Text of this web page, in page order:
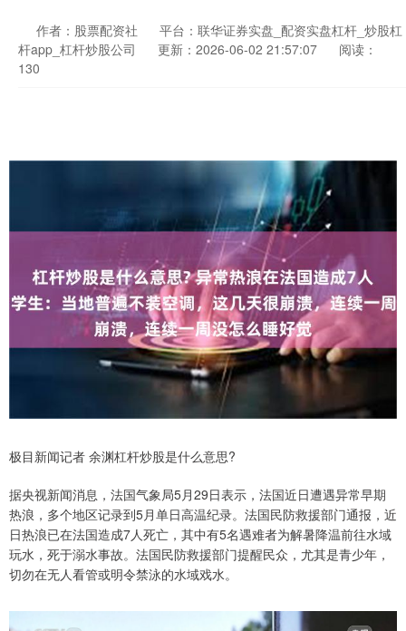
作者：股票配资社
平台：联华证券实盘_配资实盘杠杆_炒股杠
杆app_杠杆炒股公司
更新：2026-06-02 21:57:07
阅读：
130
极目新闻记者 余渊杠杆炒股是什么意思?
据央视新闻消息，法国气象局5月29日表示，法国近日遭遇异常早期
热浪，多个地区记录到5月单日高温纪录。法国民防救援部门通报，近
日热浪已在法国造成7人死亡，其中有5名遇难者为解暑降温前往水域
玩水，死于溺水事故。法国民防救援部门提醒民众，尤其是青少年，
切勿在无人看管或明令禁泳的水域戏水。